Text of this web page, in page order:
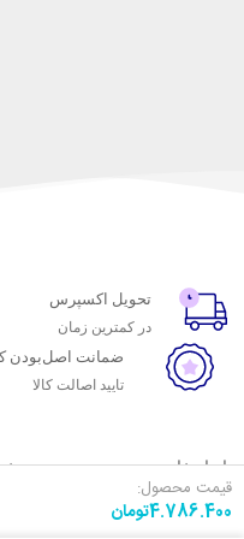
قیمت محصول:
تومان4.786.400
تحویل اکسپرس
در کمترین زمان
ضمانت اصل‌بودن
تایید اصالت کالا
با ماه خانوم
اتاق خبر ماه خانوم